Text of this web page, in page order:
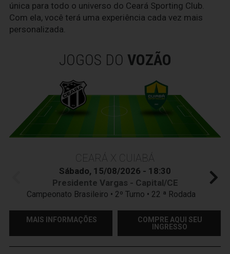
única para todo o universo do Ceará Sporting Club.
Com ela, você terá uma experiência cada vez mais
personalizada.
JOGOS DO VOZÃO
CEARÁ X CUIABÁ
Sábado, 15/08/2026 - 18:30
Presidente Vargas - Capital/CE
Campeonato Brasileiro • 2º Turno • 22 ª Rodada
MAIS INFORMAÇÕES
COMPRE AQUI SEU
INGRESSO